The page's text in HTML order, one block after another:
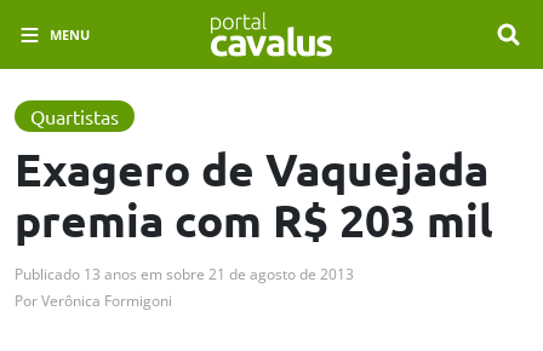
MENU
Quartistas
Exagero de Vaquejada
premia com R$ 203 mil
Publicado 13 anos em sobre 21 de agosto de 2013
PorVerônica Formigoni